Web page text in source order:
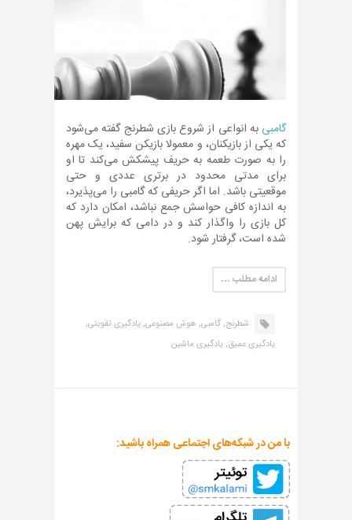
گامبی به انواعی از شروع بازی شطرنج گفته می‌شود
که یکی از بازیکنان، و معمولا بازیکن سفید، یک مهره
را به صورت طعمه به حریف پیشکش می‌کند تا او
برای مدتی محدود در برتری عددی و حتی
موقعیتی باشد. اما اگر حریفی که گامبی را می‌پذیرد،
به اندازه کافی حواسش جمع نباشد، امکان دارد که
کل بازی را واگذار کند و در دامی که برایش پهن
شده است، گرفتار شود.
ادامه مطلب …
شطرنج,گامبی, هوش مصنوعی, یادگیری تقویتی,
یادگیری عمیق, یادگیری ماشین
با من در شبکه‌های اجتماعی همراه باشید: